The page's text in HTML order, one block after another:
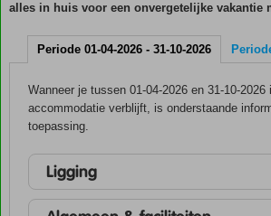
alles in huis voor een onvergetelijke vakantie
Periode 01-04-2026 - 31-10-2026
Wanneer je tussen 01-04-2026 en 31-10-2026
accommodatie verblijft, is onderstaande
toepassing.
Ligging